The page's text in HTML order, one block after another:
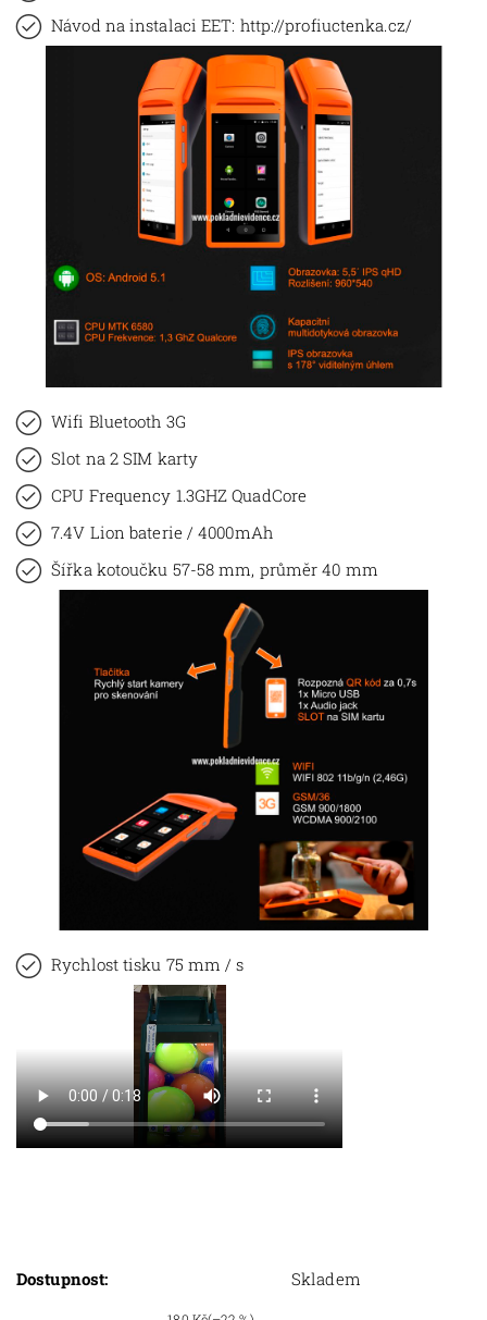
Návod na instalaci EET: http://profiuctenka.cz/
Wifi Bluetooth 3G
Slot na 2 SIM karty
CPU Frequency 1.3GHZ QuadCore
7.4V Lion baterie / 4000mAh
Šířka kotoučku 57-58 mm, průměr 40 mm
Rychlost tisku 75 mm / s
Dostupnost: Skladem